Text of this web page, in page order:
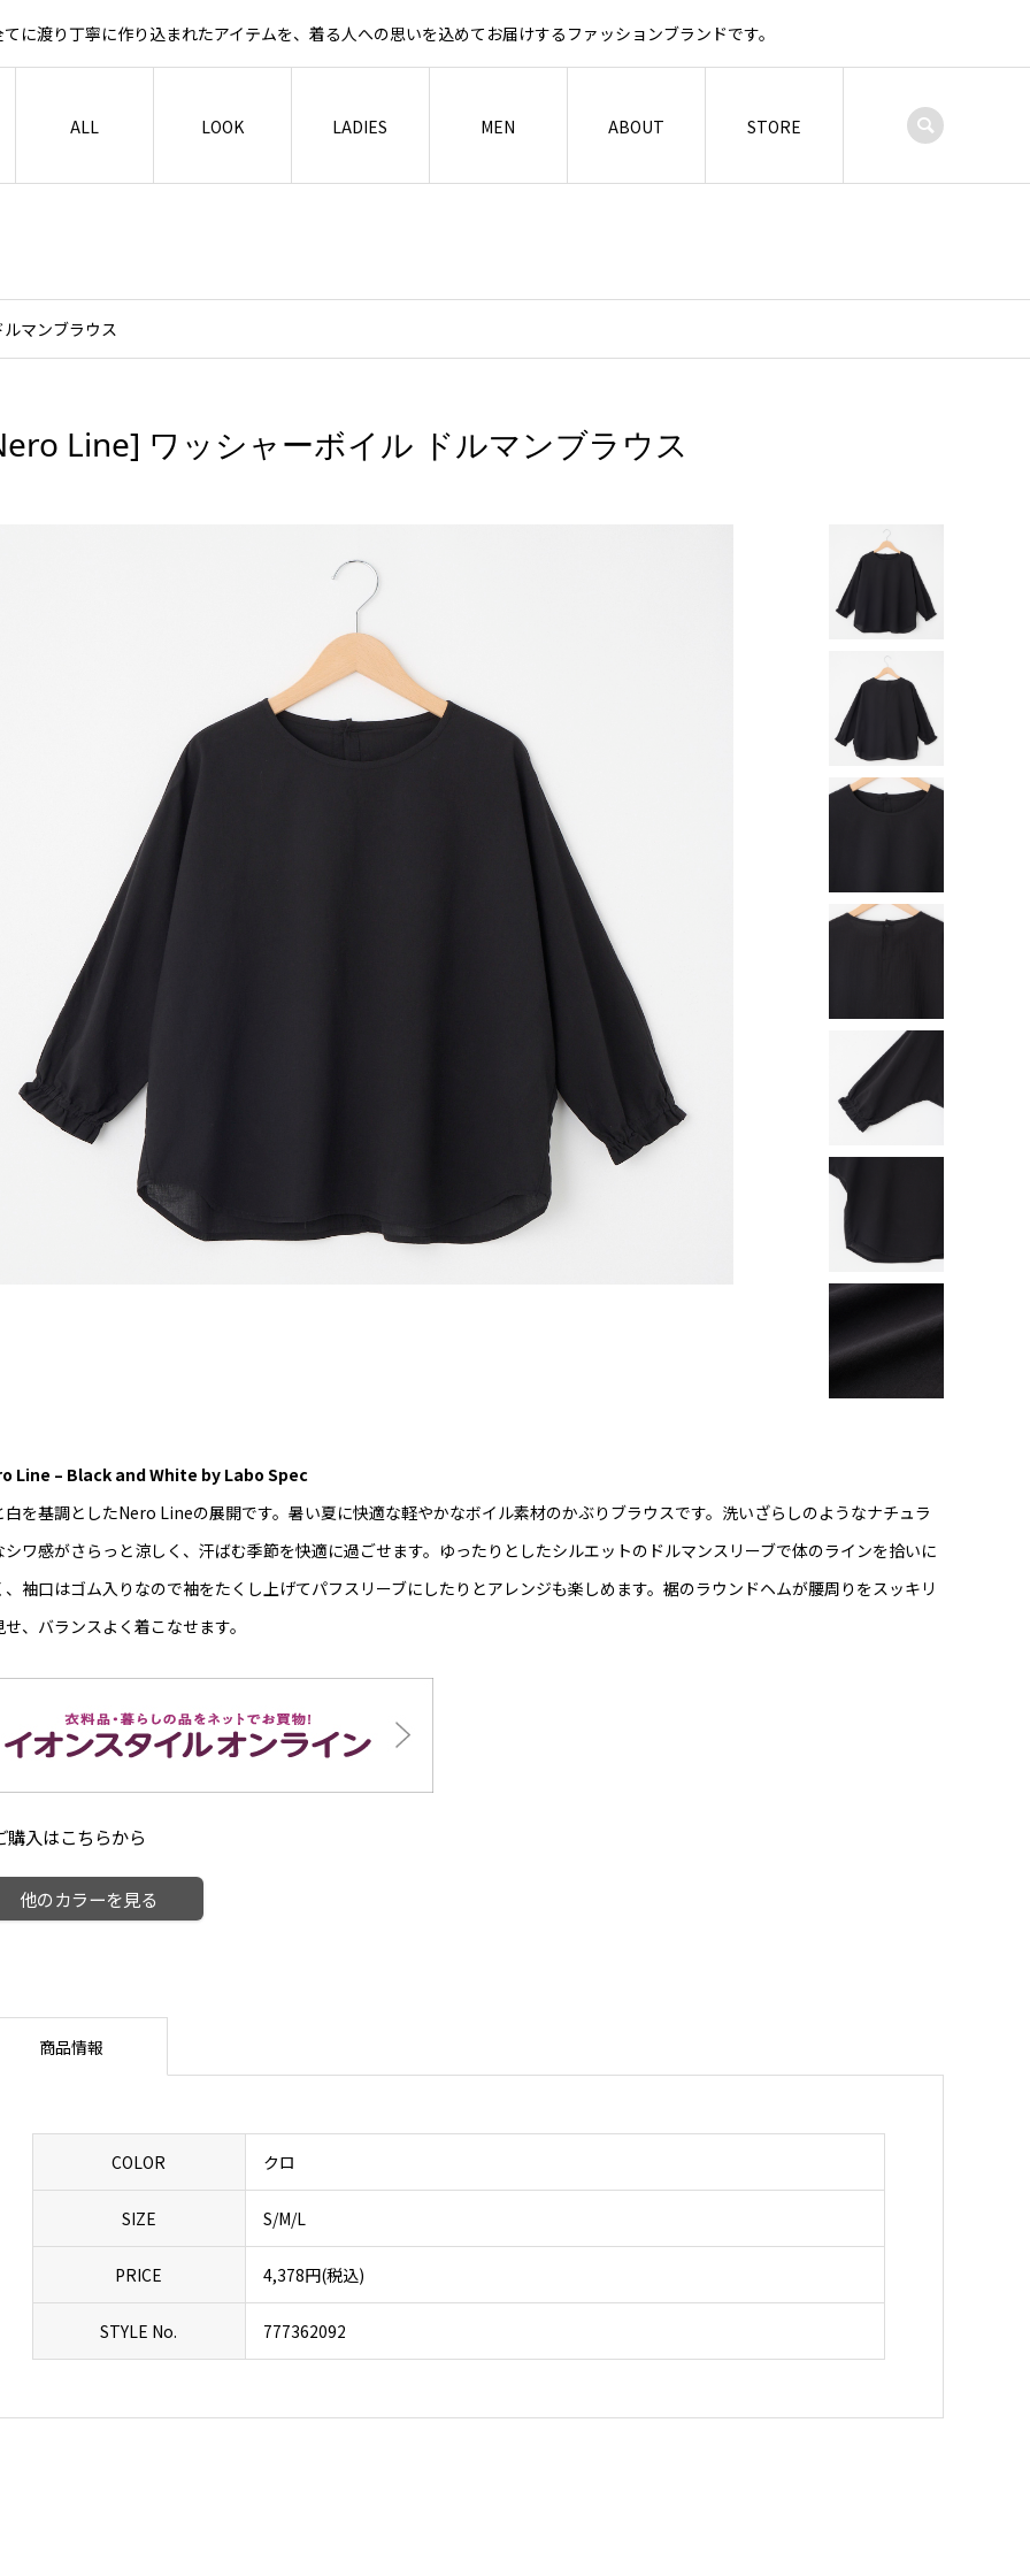
に渡り丁寧に作り込まれたアイテムを、着る人への思いを込めてお届けするファッションブランドです。
ALL LOOK LADIES MEN ABOUT STORE
マンブラウス
Line] ワッシャーボイル ドルマンブラウス
Line – Black and White by Labo Spec
白を基調としたNero Lineの展開です。暑い夏に快適な軽やかなボイル素材のかぶりブラウスです。洗いざらしのようなナチュラ
シワ感がさらっと涼しく、汗ばむ季節を快適に過ごせます。ゆったりとしたシルエットのドルマンスリーブで体のラインを拾いに
、袖口はゴム入りなので袖をたくし上げてパフスリーブにしたりとアレンジも楽しめます。裾のラウンドヘムが腰周りをスッキリ
せ、バランスよく着こなせます。
入はこちらから
他のカラーを見る
商品情報
COLOR クロ
SIZE S/M/L
PRICE 4,378円(税込)
STYLE No. 777362092